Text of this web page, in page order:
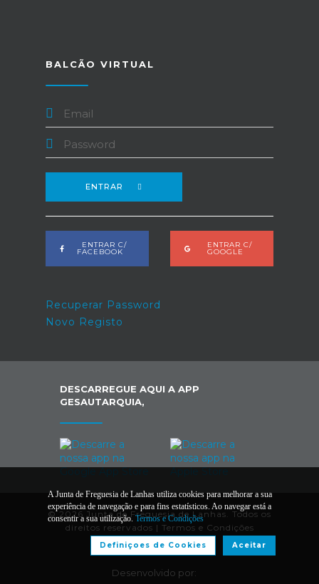
BALCÃO VIRTUAL
ENTRAR
ENTRAR C/
FACEBOOK
ENTRAR C/
GOOGLE
Recuperar Password
Novo Registo
DESCARREGUE AQUI A APP
GESAUTARQUIA,
© 2026 Junta de Freguesia de Lanhas. Todos os
direitos reservados | Termos e Condições
Desenvolvido por:
A Junta de Freguesia de Lanhas utiliza cookies para melhorar a sua
experiência de navegação e para fins estatísticos. Ao navegar está a
consentir a sua utilização. Termos e Condições
Aceitar
Definiçoes de Cookies